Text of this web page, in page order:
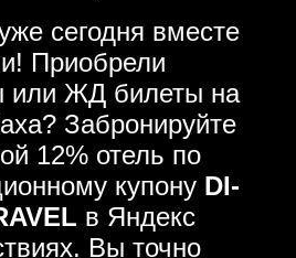
сегодня вместе
Приобрели
или ЖД билеты на
Забронируйте
12% отель по
купону DI-
в Яндекс
Вы точно